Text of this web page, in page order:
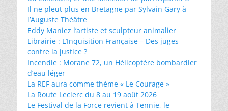
Il ne pleut plus en Bretagne par Sylvain Gary à
l’Auguste Théâtre
Eddy Maniez l’artiste et sculpteur animalier
Librairie : L’Inquisition Française – Des juges
contre la justice ?
Incendie : Morane 72, un Hélicoptère bombardier
d’eau léger
La REF aura comme thème « Le Courage »
La Route Leclerc du 8 au 19 août 2026
Le Festival de la Force revient à Tennie, le